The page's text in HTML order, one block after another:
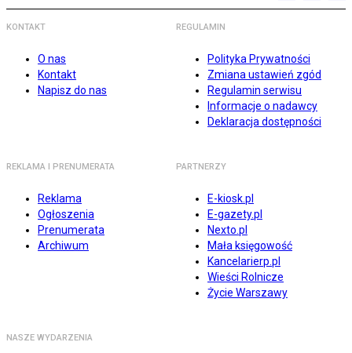
KONTAKT
O nas
Kontakt
Napisz do nas
REGULAMIN
Polityka Prywatności
Zmiana ustawień zgód
Regulamin serwisu
Informacje o nadawcy
Deklaracja dostępności
REKLAMA I PRENUMERATA
Reklama
Ogłoszenia
Prenumerata
Archiwum
PARTNERZY
E-kiosk.pl
E-gazety.pl
Nexto.pl
Mała księgowość
Kancelarierp.pl
Wieści Rolnicze
Życie Warszawy
NASZE WYDARZENIA